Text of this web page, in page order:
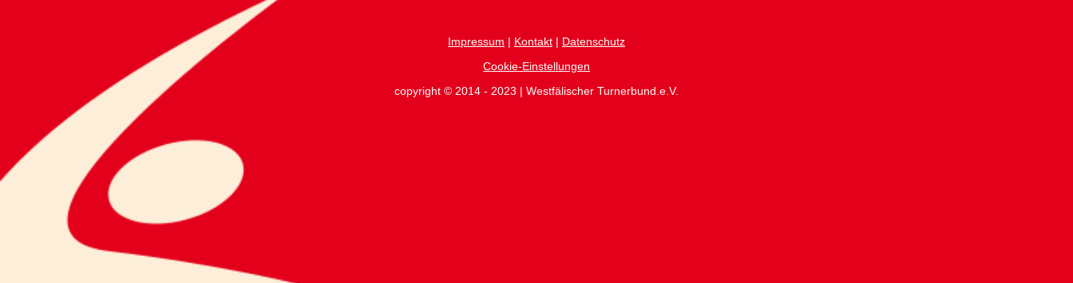
Impressum | Kontakt | Datenschutz
Cookie-Einstellungen
copyright © 2014 - 2023 | Westfälischer Turnerbund.e.V.